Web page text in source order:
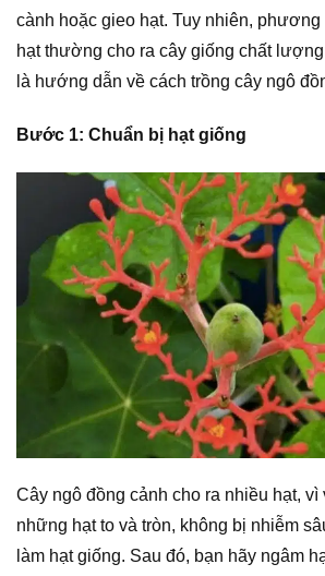
cành hoặc gieo hạt. Tuy nhiên, phương
hạt thường cho ra cây giống chất
là hướng dẫn về cách trồng cây ngô
Bước 1: Chuẩn bị hạt giống
Cây ngô đồng cảnh cho ra nhiều hạt, vì
những hạt to và tròn, không bị nhiễm
làm hạt giống. Sau đó, bạn hãy ngâm